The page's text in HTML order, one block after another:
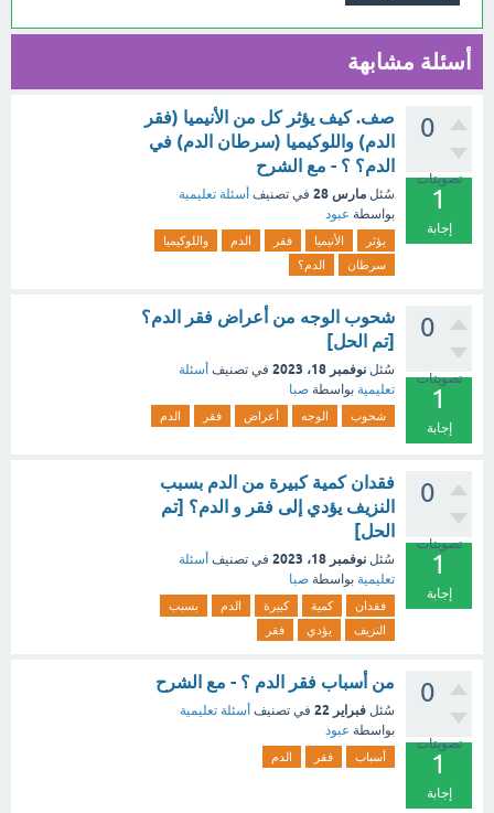
أسئلة مشابهة
0
تصويتات
1
إجابة
صف. كيف يؤثر كل من الأنيميا (فقر
الدم) واللوكيميا (سرطان الدم) في
الدم؟ ؟ - مع الشرح
سُئل مارس 28 في تصنيف أسئلة تعليمية
بواسطة عبود
يؤثر الأنيميا فقر الدم
واللوكيميا
سرطان
الدم؟
0
تصويتات
1
إجابة
شحوب الوجه من أعراض فقر الدم؟
[تم الحل]
سُئل نوفمبر 18، 2023 في تصنيف أسئلة
تعليمية بواسطة صبا
شحوب الوجه أعراض فقر الدم
0
تصويتات
1
إجابة
فقدان كمية كبيرة من الدم بسبب
النزيف يؤدي إلى فقر و الدم؟ [تم
الحل]
سُئل نوفمبر 18، 2023 في تصنيف أسئلة
تعليمية بواسطة صبا
فقدان كمية كبيرة الدم
بسبب
النزيف
يؤدي فقر
0
تصويتات
1
إجابة
من أسباب فقر الدم ؟ - مع الشرح
سُئل فبراير 22 في تصنيف أسئلة تعليمية
بواسطة عبود
أسباب فقر الدم